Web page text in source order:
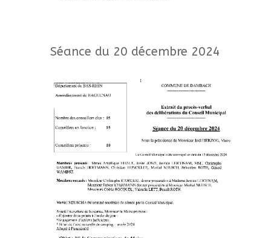
Séance du 20 décembre 2024